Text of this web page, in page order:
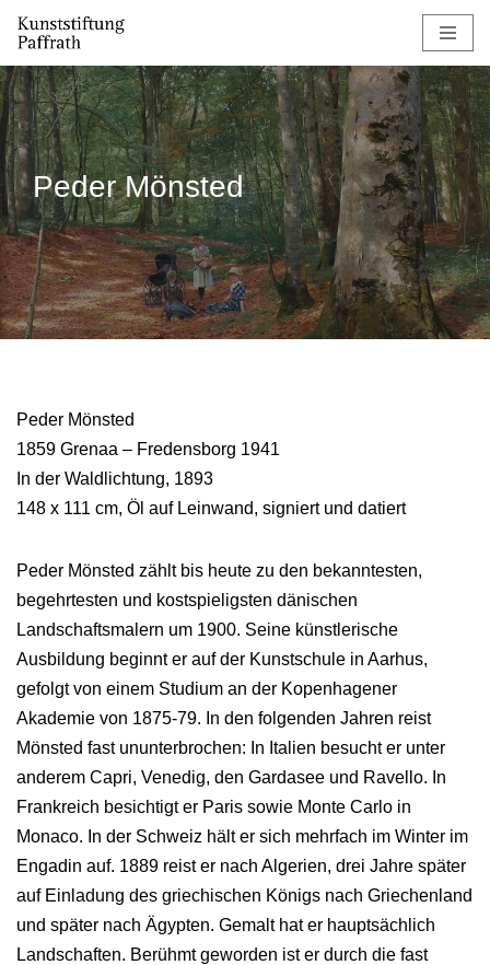
Inhalt
springen
Peder Mönsted
Peder Mönsted
1859 Grenaa – Fredensborg 1941
In der Waldlichtung, 1893
148 x 111 cm, Öl auf Leinwand, signiert und datiert
Peder Mönsted zählt bis heute zu den bekanntesten,
begehrtesten und kostspieligsten dänischen
Landschaftsmalern um 1900. Seine künstlerische
Ausbildung beginnt er auf der Kunstschule in Aarhus,
gefolgt von einem Studium an der Kopenhagener
Akademie von 1875-79. In den folgenden Jahren reist
Mönsted fast ununterbrochen: In Italien besucht er unter
anderem Capri, Venedig, den Gardasee und Ravello. In
Frankreich besichtigt er Paris sowie Monte Carlo in
Monaco. In der Schweiz hält er sich mehrfach im Winter im
Engadin auf. 1889 reist er nach Algerien, drei Jahre später
auf Einladung des griechischen Königs nach Griechenland
und später nach Ägypten. Gemalt hat er hauptsächlich
Landschaften. Berühmt geworden ist er durch die fast